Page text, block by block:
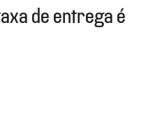
de entrega é